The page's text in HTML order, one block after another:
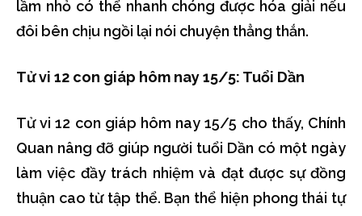
lầm nhỏ có thể nhanh chóng được hóa giải nếu
đôi bên chịu ngồi lại nói chuyện thẳng thắn.
Tử vi 12 con giáp hôm nay 15/5: Tuổi Dần
Tử vi 12 con giáp hôm nay 15/5 cho thấy, Chính
Quan nâng đỡ giúp người tuổi Dần có một ngày
làm việc đầy trách nhiệm và đạt được sự đồng
thuận cao từ tập thể. Bạn thể hiện phong thái tự